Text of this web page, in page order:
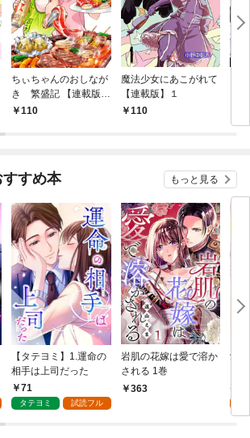
ちぃちゃんのおしなが
き 繁盛記 【連載版】
１110
魔法少女にあこがれて
【連載版】１
110
すめ本 もっと見る
【タテヨミ】1.運命の
相手は上司だった
71
タテヨミ 試読フル
岩肌の花嫁は愛で溶か
される 1巻
363
愛